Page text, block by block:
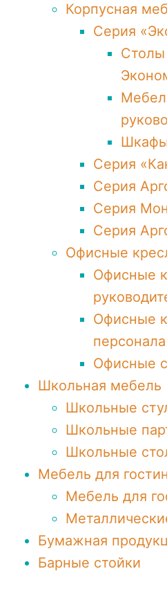
Корпусная
Серия
Серия
Серия
Серия
Серия
Офисные
Офисные
Офисные
персонала
Офисные
Школьная мебель
Школьные
Школьные
Школьные
Мебель для
Мебель для
Бумажная
Барные стойки